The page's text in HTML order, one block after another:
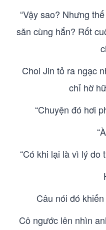
“Vậy sao? Nhưng
săn cùng hắn? Rốt
Choi Jin tỏ ra ngạc
chỉ hờ
“Chuyện đó hơi
“Có khi lại là vì lý do
Câu nói đó
Cô ngước lên nhìn